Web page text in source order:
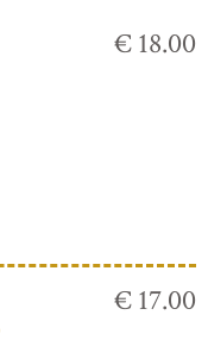
€ 18.00
€ 17.00